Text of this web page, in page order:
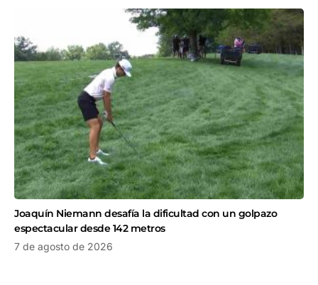
Joaquín Niemann desafía la dificultad con un golpazo
espectacular desde 142 metros
7 de agosto de 2026